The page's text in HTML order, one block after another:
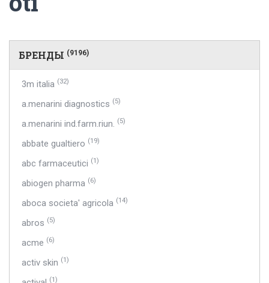
БРЕНДЫ (9196)
3m italia (32)
a.menarini diagnostics (5)
a.menarini ind.farm.riun. (5)
abbate gualtiero (19)
abc farmaceutici (1)
abiogen pharma (6)
aboca societa' agricola (14)
abros (5)
acme (6)
activ skin (1)
(1)